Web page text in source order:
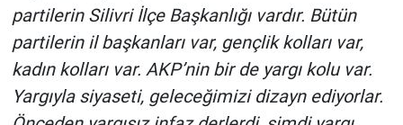
partilerin Silivri İlçe Başkanlığı vardır. Bütün
partilerin il başkanları var, gençlik kolları var,
kadın kolları var. AKP’nin bir de yargı kolu var.
Yargıyla siyaseti, geleceğimizi dizayn ediyorlar.